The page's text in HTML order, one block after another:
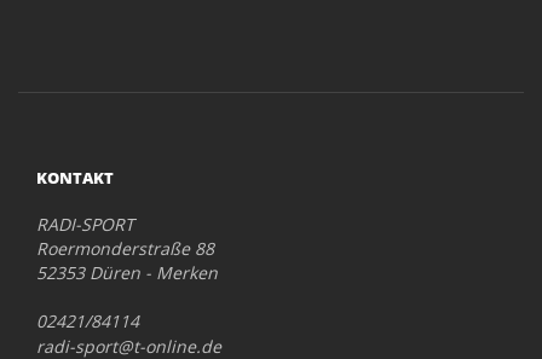
KONTAKT
RADI-SPORT
Roermonderstraße 88
52353 Düren - Merken
02421/84114
radi-sport@t-online.de